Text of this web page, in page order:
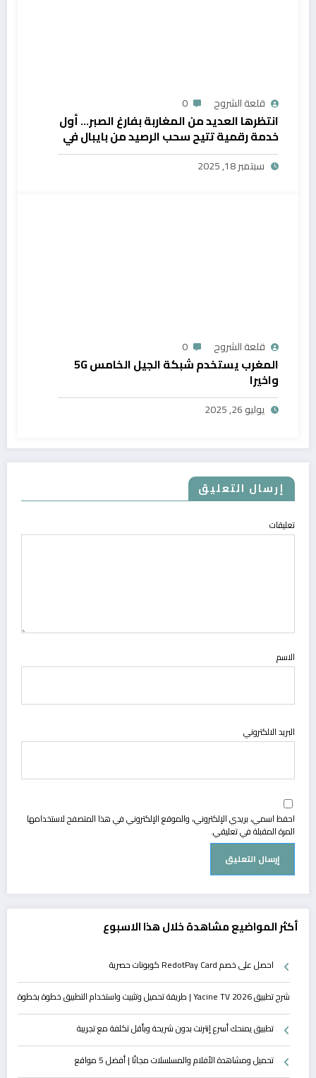
قلعة الشروح 0
انتظرها العديد من المغاربة بفارغ الصبر… أول
خدمة رقمية تتيح سحب الرصيد من بايبال في
المغرب
سبتمبر 18, 2025
قلعة الشروح 0
المغرب يستخدم شبكة الجيل الخامس 5G
واخيرا
يوليو 26, 2025
إرسال التعليق
تعليقات
الاسم
البريد الالكتروني
احفظ اسمي، بريدي الإلكتروني، والموقع الإلكتروني في هذا المتصفح لاستخدامها
المرة المقبلة في تعليقي.
أكثر المواضيع مشاهدة خلال هذا الاسبوع
احصل على خصم RedotPay Card كوبونات حصرية
شرح تطبيق Yacine TV 2026 | طريقة تحميل وتثبيت واستخدام التطبيق خطوة بخطوة
تطبيق يمنحك أسرع إنترنت بدون شريحة وبأقل تكلفة مع تجريبة
تحميل ومشاهدة الأفلام والمسلسلات مجانًا | أفضل 5 مواقع